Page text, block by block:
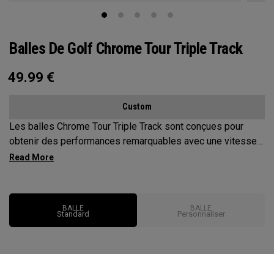
Balles De Golf Chrome Tour Triple Track
49.99 €
Custom
Les balles Chrome Tour Triple Track sont conçues pour
obtenir des performances remarquables avec une vitesse
exceptionnelle, un vol de balle constant, un spin incroyable,
BALLE
Standard
BALLE
Personnaliser